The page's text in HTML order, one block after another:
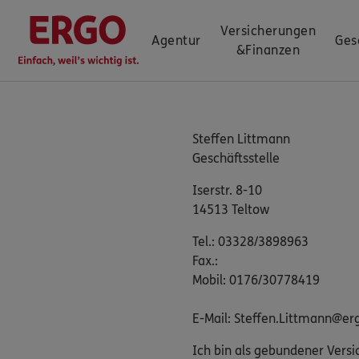
Agentur
Versicherungen
&Finanzen
Steffen Littmann
Geschäftsstelle
Iserstr. 8-10
14513 Teltow
Tel.: 03328/3898963
Fax.:
Mobil: 0176/30778419
E-Mail:
Ich bin als gebundener